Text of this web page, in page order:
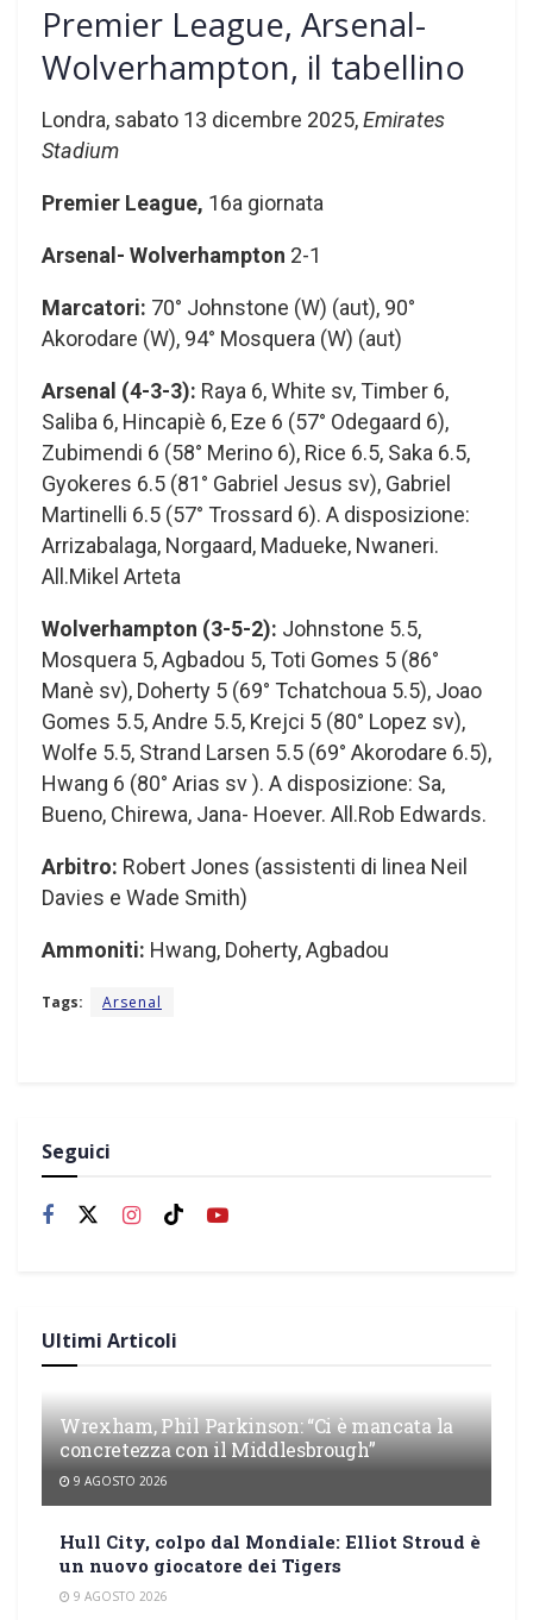
Premier League, Arsenal-
Wolverhampton, il tabellino
Londra, sabato 13 dicembre 2025,Emirates
Stadium
Premier League, 16a giornata
Arsenal- Wolverhampton 2-1
Marcatori: 70° Johnstone (W) (aut), 90°
Akorodare (W), 94° Mosquera (W) (aut)
Arsenal (4-3-3): Raya 6, White sv, Timber 6,
Saliba 6, Hincapiè 6, Eze 6 (57° Odegaard 6),
Zubimendi 6 (58° Merino 6), Rice 6.5, Saka 6.5,
Gyokeres 6.5 (81° Gabriel Jesus sv), Gabriel
Martinelli 6.5 (57° Trossard 6). A disposizione:
Arrizabalaga, Norgaard, Madueke, Nwaneri.
All.Mikel Arteta
Wolverhampton (3-5-2): Johnstone 5.5,
Mosquera 5, Agbadou 5, Toti Gomes 5 (86°
Manè sv), Doherty 5 (69° Tchatchoua 5.5), Joao
Gomes 5.5, Andre 5.5, Krejci 5 (80° Lopez sv),
Wolfe 5.5, Strand Larsen 5.5 (69° Akorodare 6.5),
Hwang 6 (80° Arias sv ). A disposizione: Sa,
Bueno, Chirewa, Jana- Hoever. All.Rob Edwards.
Arbitro: Robert Jones (assistenti di linea Neil
Davies e Wade Smith)
Ammoniti: Hwang, Doherty, Agbadou
Tags: Arsenal
Seguici
Ultimi Articoli
Wrexham, Phil Parkinson: “Ci è mancata la
concretezza con il Middlesbrough”
9 AGOSTO 2026
Hull City, colpo dal Mondiale: Elliot Stroud è
un nuovo giocatore dei Tigers
9 AGOSTO 2026